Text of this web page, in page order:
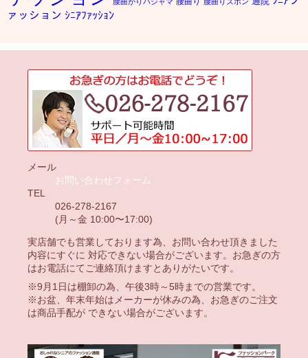
ァッション ｼﾆｱﾌｧｯｼｮﾝ
メール
お問い合わせフォーム
TEL
026-278-2167
(月～金 10:00〜17:00)
実店舗でも営業しております為、お問い合わせ頂きました
内容にすぐに 対応できない場合がございます。お急ぎの方
はお電話にてご連絡頂けますとありがたいです。
※9月1日は棚卸の為、午後3時～5時までの営業です。
※お盆、年末年始はメーカーが休みの為、お急ぎのご注文
は商品手配が できない場合がございます。